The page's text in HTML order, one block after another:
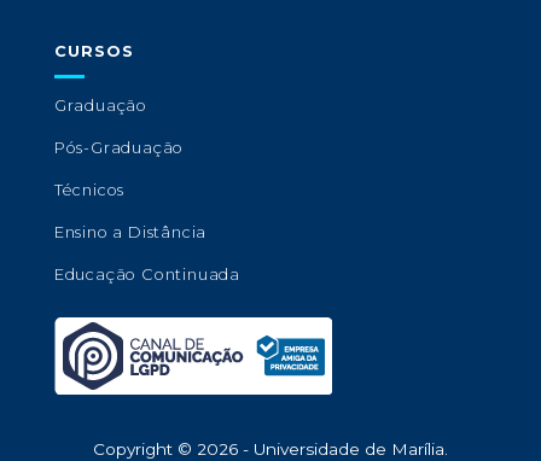
CURSOS
Graduação
Pós-Graduação
Técnicos
Ensino a Distância
Educação Continuada
Copyright © 2026 - Universidade de Marília.